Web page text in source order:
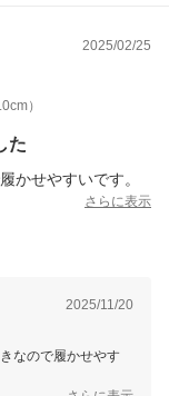
2025/02/25
）
た
かせやすいです。
さらに表示
2025/11/20
なので履かせやす